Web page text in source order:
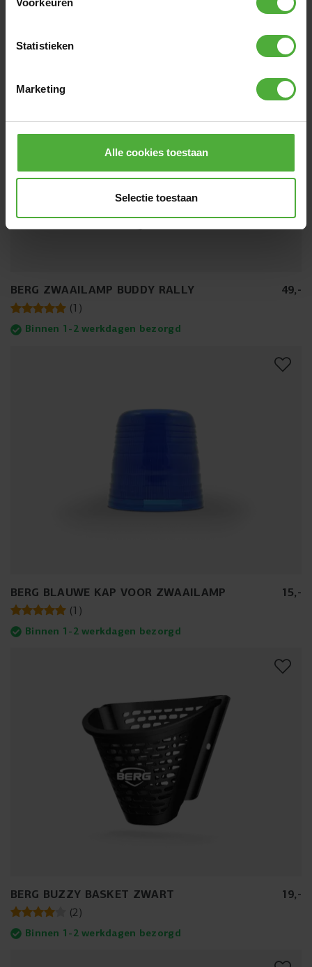
Statistieken
Marketing
Alle cookies toestaan
Selectie toestaan
(8
BERG ZWAAILAMP BUDDY RALLY 49,-
(1 )
Binnen 1-2 werkdagen bezorgd
BERG BLAUWE KAP VOOR ZWAAILAMP 15,-
(1 )
Binnen 1-2 werkdagen bezorgd
BERG BUZZY BASKET ZWART 19,-
(2)
Binnen 1-2 werkdagen bezorgd